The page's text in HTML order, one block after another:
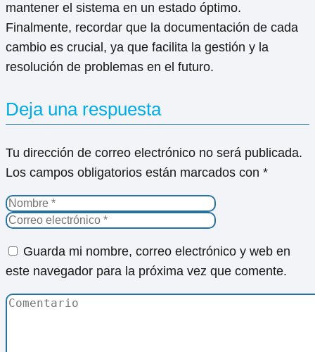
mantener el sistema en un estado óptimo.
Finalmente, recordar que la documentación de cada
cambio es crucial, ya que facilita la gestión y la
resolución de problemas en el futuro.
Deja una respuesta
Tu dirección de correo electrónico no será publicada.
Los campos obligatorios están marcados con *
Guarda mi nombre, correo electrónico y web en
este navegador para la próxima vez que comente.